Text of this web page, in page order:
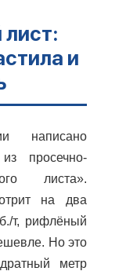
и
написано
просечно-
листа».
на два
т, рифлёный
Но это
метр